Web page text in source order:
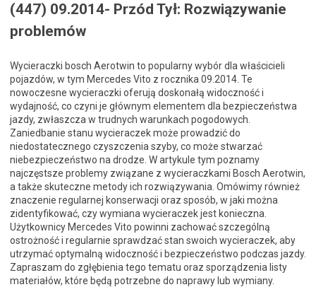
(447) 09.2014- Przód Tył: Rozwiązywanie
problemów
Wycieraczki bosch Aerotwin to popularny wybór dla właścicieli
pojazdów, w tym Mercedes Vito z rocznika 09.2014. Te
nowoczesne wycieraczki oferują doskonałą widoczność i
wydajność, co czyni je głównym elementem dla bezpieczeństwa
jazdy, zwłaszcza w trudnych warunkach pogodowych.
Zaniedbanie stanu wycieraczek może prowadzić do
niedostatecznego czyszczenia szyby, co może stwarzać
niebezpieczeństwo na drodze. W artykule tym poznamy
najczęstsze problemy związane z wycieraczkami Bosch Aerotwin,
a także skuteczne metody ich rozwiązywania. Omówimy również
znaczenie regularnej konserwacji oraz sposób, w jaki można
zidentyfikować, czy wymiana wycieraczek jest konieczna.
Użytkownicy Mercedes Vito powinni zachować szczególną
ostrożność i regularnie sprawdzać stan swoich wycieraczek, aby
utrzymać optymalną widoczność i bezpieczeństwo podczas jazdy.
Zapraszam do zgłębienia tego tematu oraz sporządzenia listy
materiałów, które będą potrzebne do naprawy lub wymiany.